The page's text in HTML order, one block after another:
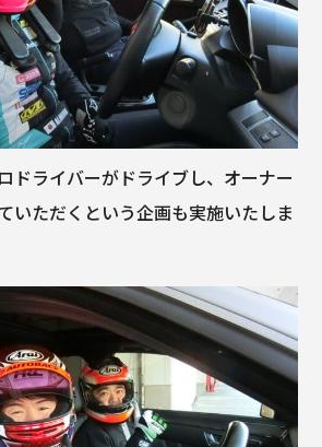
ドライバーがドライブし、オーナー
いただくという企画も実施いたしま